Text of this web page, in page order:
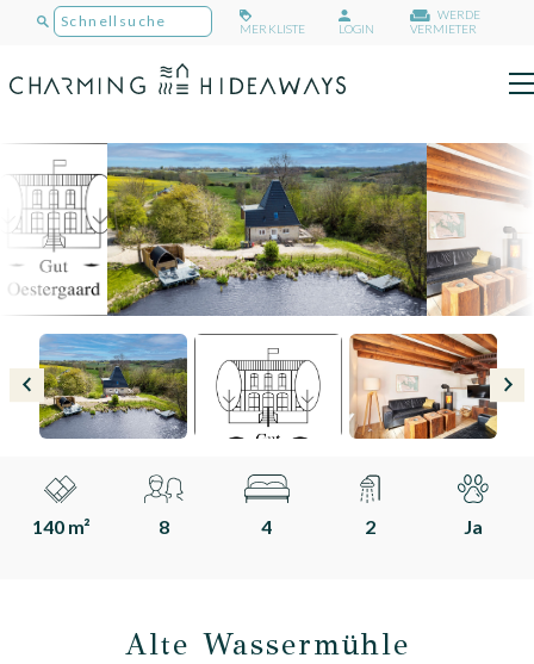
MERKLISTE LOGIN
WERDE
VERMIETER
140 m² 8 4 2 Ja
Alte Wassermühle